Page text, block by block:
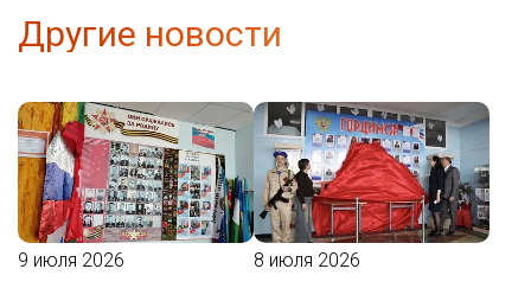
Другие новости
9 июля 2026 8 июля 2026